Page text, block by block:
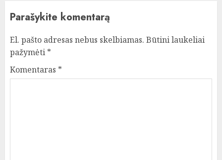
Parašykite komentarą
El. pašto adresas nebus skelbiamas. Būtini laukeliai
pažymėti *
Komentaras *